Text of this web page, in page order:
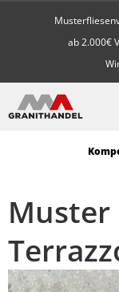
ab 2.000€
Muster